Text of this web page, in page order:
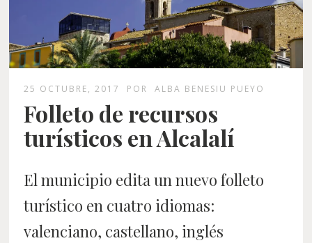
25 OCTUBRE, 2017 POR ALBA BENESIU PUEYO
Folleto de recursos
turísticos en Alcalalí
El municipio edita un nuevo folleto
turístico en cuatro idiomas:
valenciano, castellano, inglés